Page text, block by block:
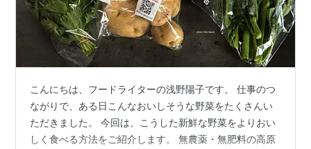
こんにちは、フードライターの浅野陽子です。 仕事のつ
ながりで、ある日こんなおいしそうな野菜をたくさんい
ただきました。 今回は、こうした新鮮な野菜をよりおい
しく食べる方法をご紹介します。 無農薬・無肥料の高原